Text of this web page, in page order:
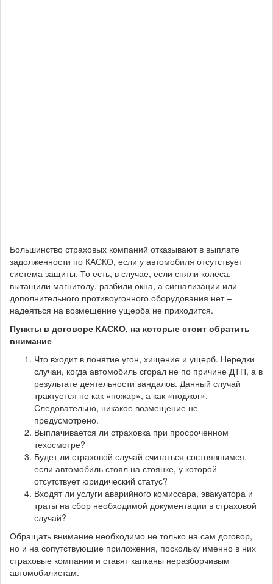
Большинство страховых компаний отказывают в выплате
задолженности по КАСКО, если у автомобиля отсутствует
система защиты. То есть, в случае, если сняли колеса,
вытащили магнитолу, разбили окна, а сигнализации или
дополнительного противоугонного оборудования нет –
надеяться на возмещение ущерба не приходится.
Пункты в договоре КАСКО, на которые стоит обратить
внимание
Что входит в понятие угон, хищение и ущерб. Нередки
случаи, когда автомобиль сгорал не по причине ДТП, а в
результате деятельности вандалов. Данный случай
трактуется не как «пожар», а как «поджог».
Следовательно, никакое возмещение не
предусмотрено.
Выплачивается ли страховка при просроченном
техосмотре?
Будет ли страховой случай считаться состоявшимся,
если автомобиль стоял на стоянке, у которой
отсутствует юридический статус?
Входят ли услуги аварийного комиссара, эвакуатора и
траты на сбор необходимой документации в страховой
случай?
Обращать внимание необходимо не только на сам договор,
но и на сопутствующие приложения, поскольку именно в них
страховые компании и ставят капканы неразборчивым
автомобилистам.